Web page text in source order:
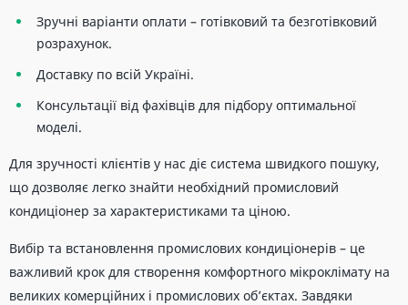
Зручні варіанти оплати – готівковий та безготівковий
розрахунок.
Доставку по всій Україні.
Консультації від фахівців для підбору оптимальної
моделі.
Для зручності клієнтів у нас діє система швидкого пошуку,
що дозволяє легко знайти необхідний промисловий
кондиціонер за характеристиками та ціною.
Вибір та встановлення промислових кондиціонерів – це
важливий крок для створення комфортного мікроклімату на
великих комерційних і промислових об’єктах. Завдяки